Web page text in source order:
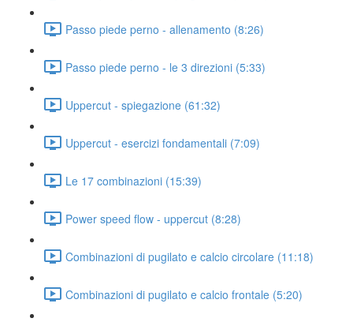
Passo piede perno - allenamento (8:26)
Passo piede perno - le 3 direzioni (5:33)
Uppercut - spiegazione (61:32)
Uppercut - esercizi fondamentali (7:09)
Le 17 combinazioni (15:39)
Power speed flow - uppercut (8:28)
Combinazioni di pugilato e calcio circolare (11:18)
Combinazioni di pugilato e calcio frontale (5:20)